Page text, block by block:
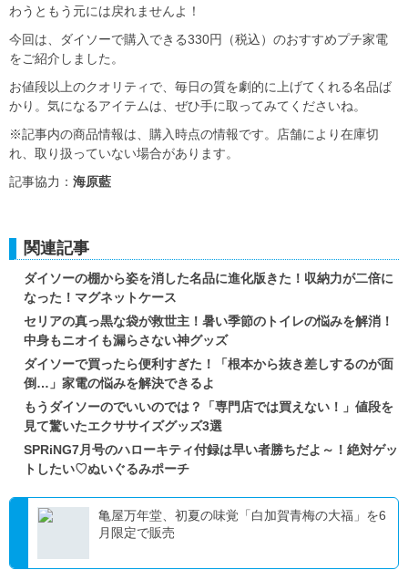
わうともう元には戻れませんよ！
今回は、ダイソーで購入できる330円（税込）のおすすめプチ家電
をご紹介しました。
お値段以上のクオリティで、毎日の質を劇的に上げてくれる名品ば
かり。気になるアイテムは、ぜひ手に取ってみてくださいね。
※記事内の商品情報は、購入時点の情報です。店舗により在庫切
れ、取り扱っていない場合があります。
記事協力： 海原藍
関連記事
ダイソーの棚から姿を消した名品に進化版きた！収納力が二倍に
なった！マグネットケース
セリアの真っ黒な袋が救世主！暑い季節のトイレの悩みを解消！
中身もニオイも漏らさない神グッズ
ダイソーで買ったら便利すぎた！「根本から抜き差しするのが面
倒…」家電の悩みを解決できるよ
もうダイソーのでいいのでは？「専門店では買えない！」値段を
見て驚いたエクササイズグッズ3選
SPRiNG7月号のハローキティ付録は早い者勝ちだよ～！絶対ゲッ
トしたい♡ぬいぐるみポーチ
亀屋万年堂、初夏の味覚「白加賀青梅の大福」を6
月限定で販売